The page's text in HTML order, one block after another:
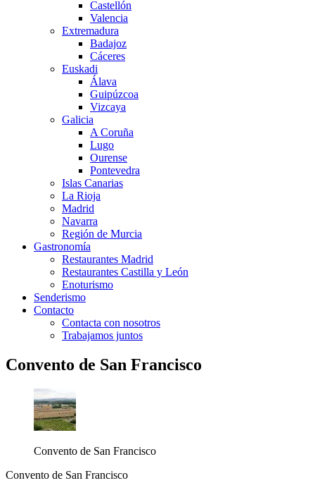
Castellón
Valencia
Extremadura
Badajoz
Cáceres
Euskadi
Álava
Guipúzcoa
Vizcaya
Galicia
A Coruña
Lugo
Ourense
Pontevedra
Islas Canarias
La Rioja
Madrid
Navarra
Región de Murcia
Gastronomía
Restaurantes Madrid
Restaurantes Castilla y León
Enoturismo
Senderismo
Contacto
Contacta con nosotros
Trabajamos juntos
Convento de San Francisco
Convento de San Francisco
Convento de San Francisco